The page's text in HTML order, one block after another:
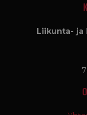
Liikunta- ja